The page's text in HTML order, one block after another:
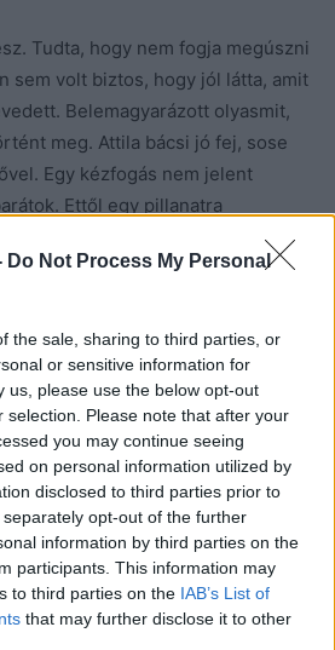
Do Not Process My Personal
the sale, sharing to third parties, or
or sensitive information for
us, please use the below opt-out
selection. Please note that after your
you may continue seeing
on personal information utilized by
disclosed to third parties prior to
opt-out of the further
information by third parties on the
participants. This information may
to third parties on the IAB’s List of
that may further disclose it to other
Tudta, hogy nem fogja megúszni
sem volt biztos, hogy jól látta, amit
Belemagyarázott olyasmit,
meg. Attila bácsi jó fej, sose
Egy kézfogás nem jelent
Ettől egy pillanatra
hogy nem történt semmi. Túl